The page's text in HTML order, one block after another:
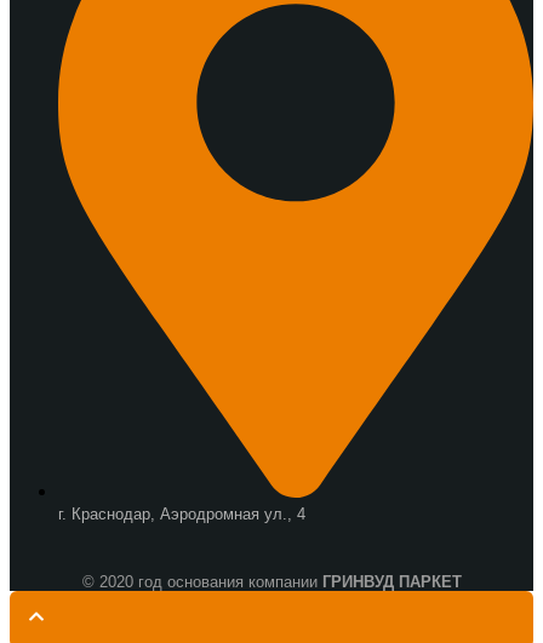
г. Краснодар, Аэродромная ул., 4
© 2020 год основания компании ГРИНВУД ПАРКЕТ